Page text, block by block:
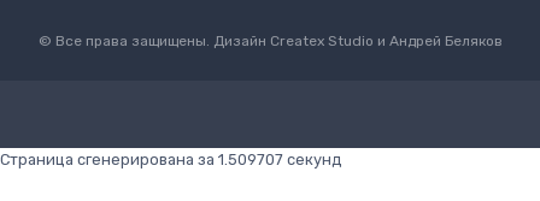
© Все права защищены. Дизайн Createx Studio и Андрей Беляков
Страница сгенерирована за 1.509707 секунд